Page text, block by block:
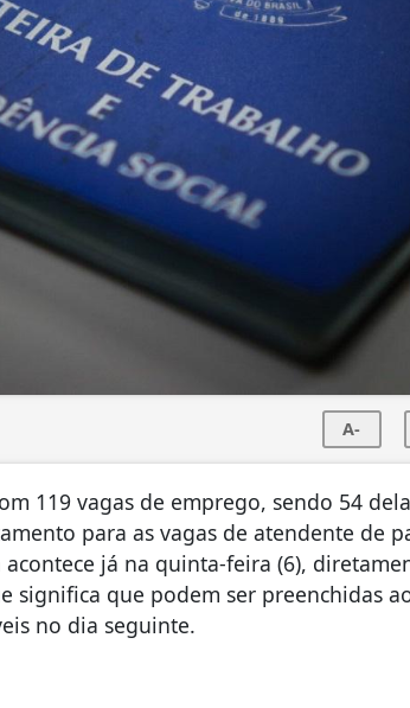
A-
119 vagas de emprego, sendo 54
para as vagas de atendente de
já na quinta-feira (6),
significa que podem ser preenchidas
no dia seguinte.